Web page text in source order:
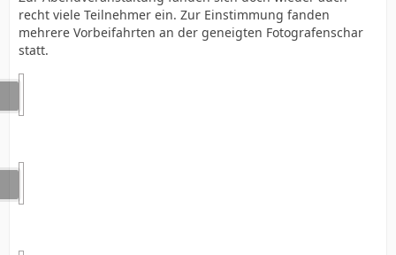
recht viele Teilnehmer ein. Zur Einstimmung fanden
mehrere Vorbeifahrten an der geneigten Fotografenschar
statt.